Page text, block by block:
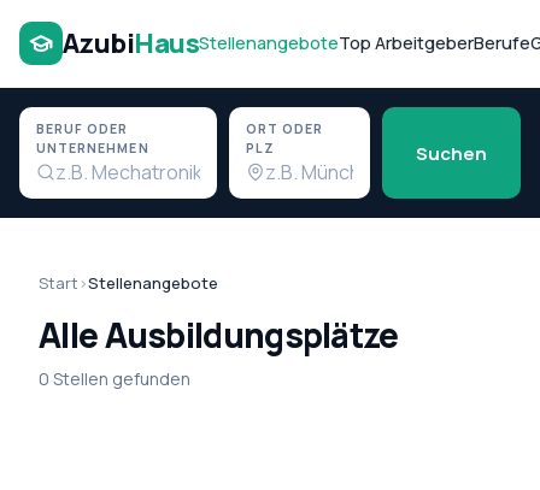
AzubiHausStellenangeboteTop ArbeitgeberBerufe
BERUF ODER
UNTERNEHMEN
ORT ODER
PLZ
Suchen
Start›Stellenangebote
Alle Ausbildungsplätze
0 Stellen gefunden